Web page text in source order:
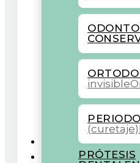
invisible
(curetaje)
PRÓTESIS
COLABORADORES